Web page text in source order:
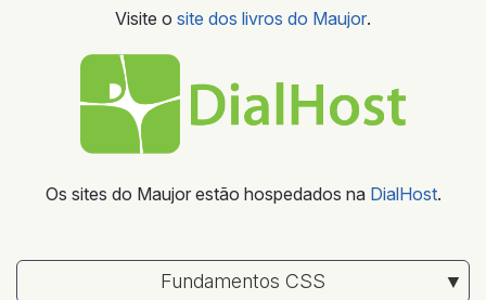
Visite o site dos livros do Maujor.
Os sites do Maujor estão hospedados na DialHost.
Fundamentos CSS